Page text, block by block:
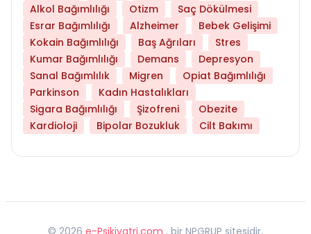
Alkol Bağımlılığı
Otizm
Saç Dökülmesi
Esrar Bağımlılığı
Alzheimer
Bebek Gelişimi
Kokain Bağımlılığı
Baş Ağrıları
Stres
Kumar Bağımlılığı
Demans
Depresyon
Sanal Bağımlılık
Migren
Opiat Bağımlılığı
Parkinson
Kadın Hastalıkları
Sigara Bağımlılığı
Şizofreni
Obezite
Kardioloji
Bipolar Bozukluk Cilt Bakımı
© 2026 e-Psikiyatri.com , bir NPGRUP sitesidir,